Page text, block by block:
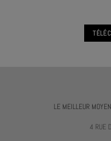
LE MEILLEUR
4 RUE